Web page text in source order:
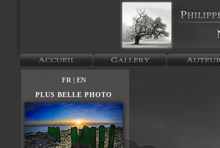
FR
| EN
PLUS BELLE PHOTO